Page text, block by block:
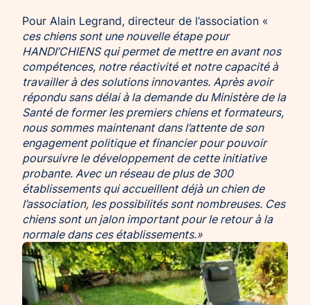
Pour Alain Legrand, directeur de l’association «
ces chiens sont une nouvelle étape pour
HANDI’CHIENS qui permet de mettre en avant nos
compétences, notre réactivité et notre capacité à
travailler à des solutions innovantes. Après avoir
répondu sans délai à la demande du Ministère de la
Santé de former les premiers chiens et formateurs,
nous sommes maintenant dans l’attente de son
engagement politique et financier pour pouvoir
poursuivre le développement de cette initiative
probante. Avec un réseau de plus de 300
établissements qui accueillent déjà un chien de
l’association, les possibilités sont nombreuses. Ces
chiens sont un jalon important pour le retour à la
normale dans ces établissements.»